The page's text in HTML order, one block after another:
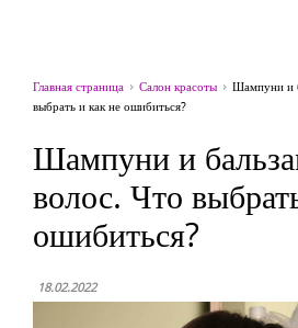
Главная страница Салон красоты
Шампуни и
выбрать и как не ошибиться?
Шампуни и
волос. Что
ошибиться?
18.02.2022